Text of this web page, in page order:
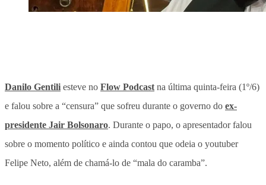
Danilo Gentili esteve no Flow Podcast na última quinta-feira (1º/6)
e falou sobre a “censura” que sofreu durante o governo do ex-
presidente Jair Bolsonaro. Durante o papo, o apresentador falou
sobre o momento político e ainda contou que odeia o youtuber
Felipe Neto, além de chamá-lo de “mala do caramba”.